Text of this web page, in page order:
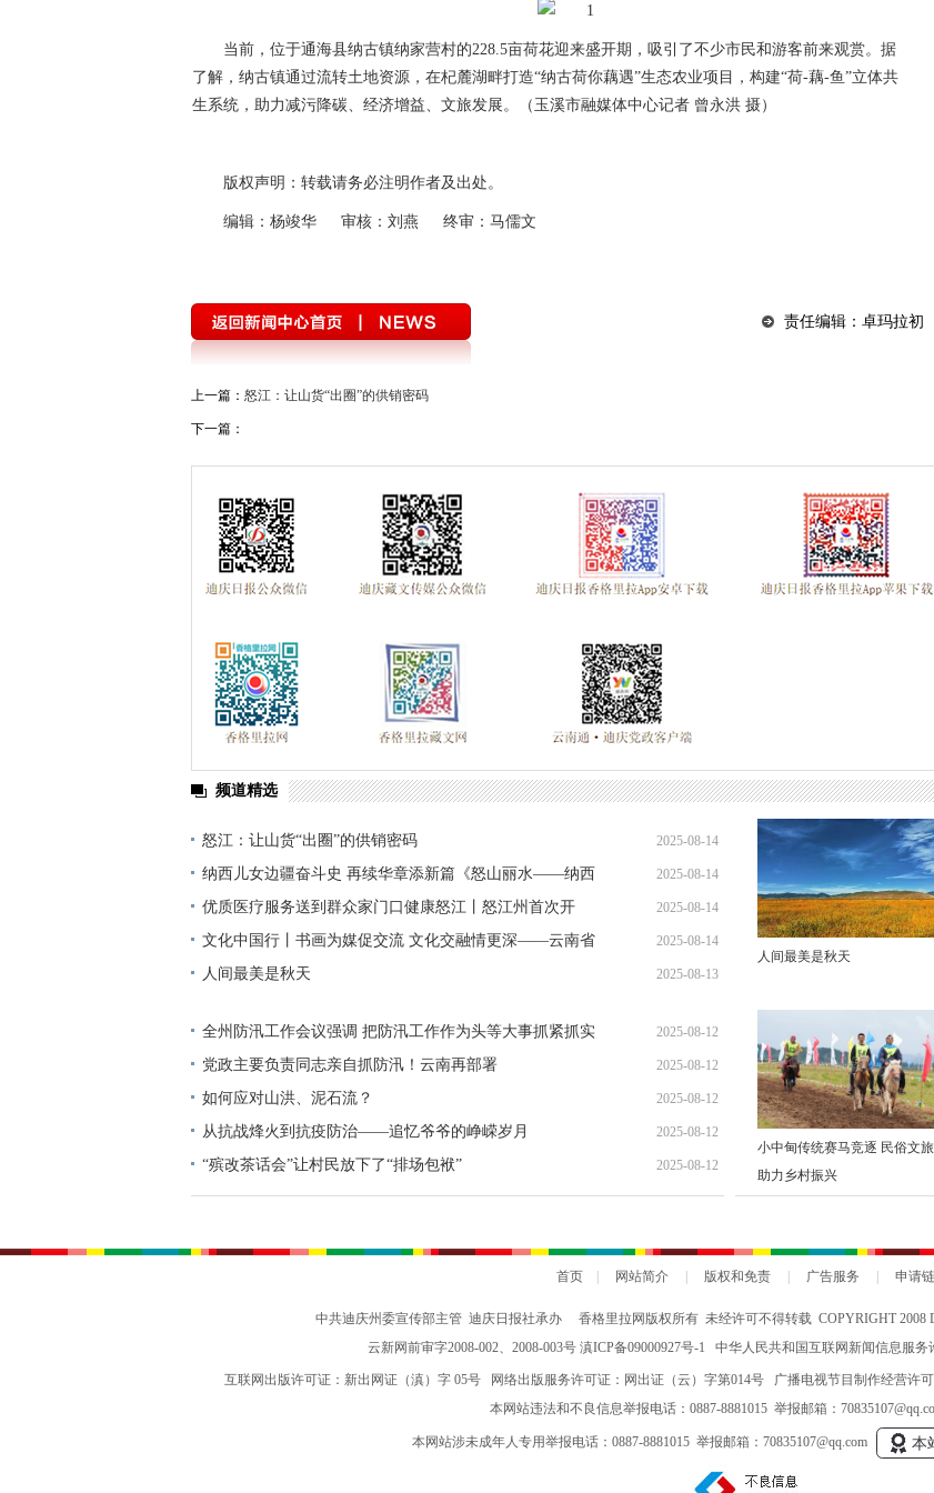
当前，位于通海县纳古镇纳家营村的228.5亩荷花迎来盛开期，吸引了不少市民和游客前来观赏。据
了解，纳古镇通过流转土地资源，在杞麓湖畔打造“纳古荷你藕遇”生态农业项目，构建“荷-藕-鱼”立体共
生系统，助力减污降碳、经济增益、文旅发展。（玉溪市融媒体中心记者 曾永洪 摄）
版权声明：转载请务必注明作者及出处。
编辑：杨竣华 审核：刘燕 终审：马儒文
责任编辑：卓玛拉初
上一篇： 怒江：让山货“出圈”的供销密码
下一篇：
频道精选
怒江：让山货“出圈”的供销密码 2025-08-14
纳西儿女边疆奋斗史 再续华章添新篇《怒山丽水——纳西
儿女在怒江回忆录（二）》文集赢得读者好评
2025-08-14
优质医疗服务送到群众家门口健康怒江丨怒江州首次开
展“组团式帮扶专家体检季”活动
2025-08-14
文化中国行丨书画为媒促交流 文化交融情更深——云南省
老干部书画协会与怒江州老干部书画协会联合举办书画联
2025-08-14
人间最美是秋天 2025-08-13
全州防汛工作会议强调 把防汛工作作为头等大事抓紧抓实
确保安全度汛
2025-08-12
党政主要负责同志亲自抓防汛！云南再部署 2025-08-12
如何应对山洪、泥石流？ 2025-08-12
从抗战烽火到抗疫防治——追忆爷爷的峥嵘岁月 2025-08-12
“殡改茶话会”让村民放下了“排场包袱” 2025-08-12
人间最美是秋天
小中甸传统赛马竞逐 民俗文旅
助力乡村振兴